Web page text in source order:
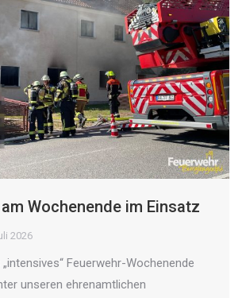
Wochenende im Einsatz
2026
Feuerwehr-Wochenende
unseren ehrenamtlichen